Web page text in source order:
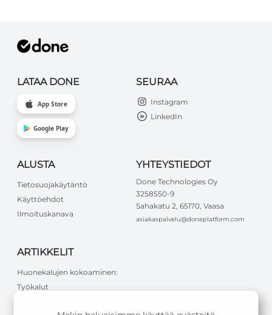
LATAA DONE
App Store
Google Play
SEURAA
Instagram
LinkedIn
ALUSTA
Tietosuojakäytäntö
Käyttöehdot
Ilmoituskanava
YHTEYSTIEDOT
Done Technologies Oy
3258550-9
Sahakatu 2, 65170, Vaasa
asiakaspalvelu@doneplatform.com
ARTIKKELIT
Huonekalujen kokoaminen:
Työkalut